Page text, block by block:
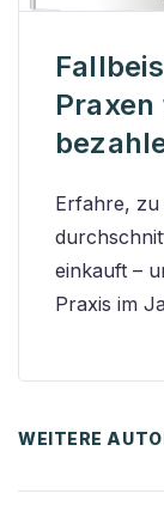
Erfahre, zu
einkauft –
Praxis im
WEITERE